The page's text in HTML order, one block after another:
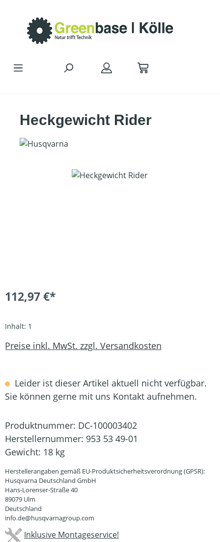
Heckgewicht Rider
Bildergalerie überspringen
112,97 €*
Inhalt: 1
Preise inkl. MwSt. zzgl. Versandkosten
Leider ist dieser Artikel aktuell nicht verfügbar.
Sie können gerne mit uns Kontakt aufnehmen.
Produktnummer: DC-100003402
Herstellernummer: 953 53 49-01
Gewicht: 18 kg
Herstellerangaben gemäß EU-Produktsicherheitsverordnung (GPSR):
Husqvarna Deutschland GmbH
Hans-Lorenser-Straße 40
89079 Ulm
Deutschland
info.de@husqvarnagroup.com
Inklusive Montageservice!